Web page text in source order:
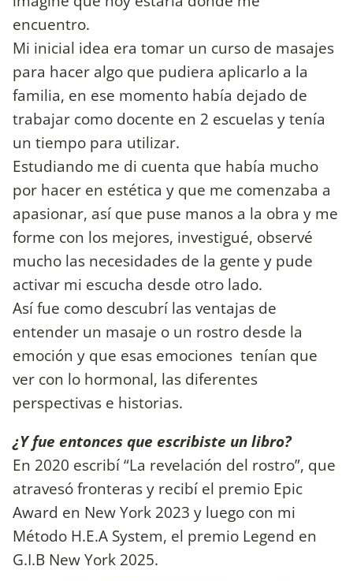
encuentro.
Mi inicial idea era tomar un curso de masajes
para hacer algo que pudiera aplicarlo a la
familia, en ese momento había dejado de
trabajar como docente en 2 escuelas y tenía
un tiempo para utilizar.
Estudiando me di cuenta que había mucho
por hacer en estética y que me comenzaba a
apasionar, así que puse manos a la obra y me
forme con los mejores, investigué, observé
mucho las necesidades de la gente y pude
activar mi escucha desde otro lado.
Así fue como descubrí las ventajas de
entender un masaje o un rostro desde la
emoción y que esas emociones tenían que
ver con lo hormonal, las diferentes
perspectivas e historias.
¿Y fue entonces que escribiste un libro?
En 2020 escribí “La revelación del rostro”, que
atravesó fronteras y recibí el premio Epic
Award en New York 2023 y luego con mi
Método H.E.A System, el premio Legend en
G.I.B New York 2025.